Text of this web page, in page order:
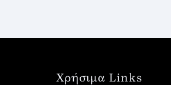
Χρήσιμα Links